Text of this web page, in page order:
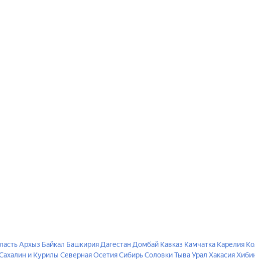
Архыз Байкал Башкирия Дагестан Домбай Кавказ Камчатка Карелия
и Курилы Северная ОсетияСибирьСоловкиТываУрал Хакасия